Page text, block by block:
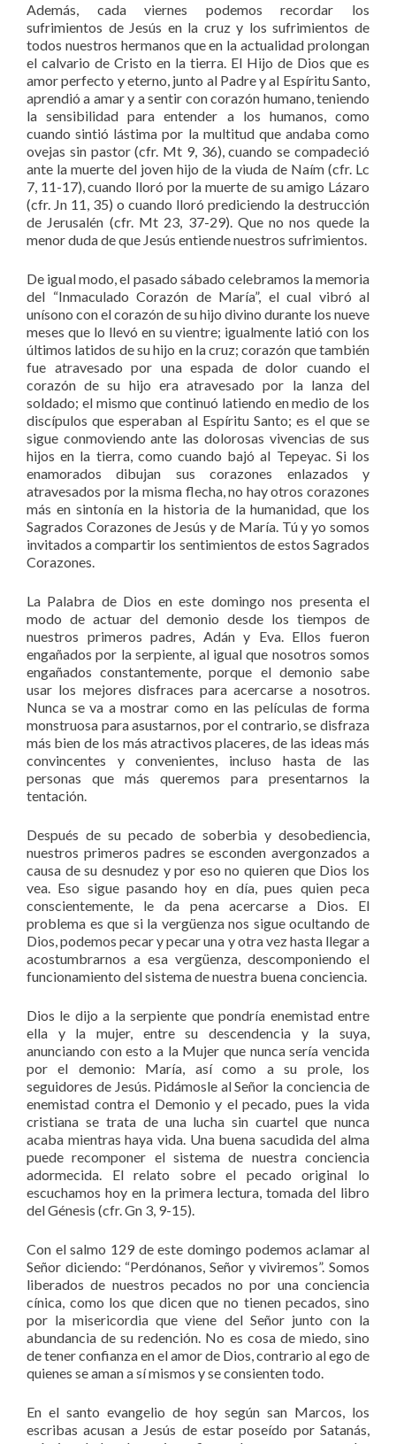
Además, cada viernes podemos recordar los
sufrimientos de Jesús en la cruz y los sufrimientos de
todos nuestros hermanos que en la actualidad prolongan
el calvario de Cristo en la tierra. El Hijo de Dios que es
amor perfecto y eterno, junto al Padre y al Espíritu Santo,
aprendió a amar y a sentir con corazón humano, teniendo
la sensibilidad para entender a los humanos, como
cuando sintió lástima por la multitud que andaba como
ovejas sin pastor (cfr. Mt 9, 36), cuando se compadeció
ante la muerte del joven hijo de la viuda de Naím (cfr. Lc
7, 11-17), cuando lloró por la muerte de su amigo Lázaro
(cfr. Jn 11, 35) o cuando lloró prediciendo la destrucción
de Jerusalén (cfr. Mt 23, 37-29). Que no nos quede la
menor duda de que Jesús entiende nuestros sufrimientos.
De igual modo, el pasado sábado celebramos la memoria
del “Inmaculado Corazón de María”, el cual vibró al
unísono con el corazón de su hijo divino durante los nueve
meses que lo llevó en su vientre; igualmente latió con los
últimos latidos de su hijo en la cruz; corazón que también
fue atravesado por una espada de dolor cuando el
corazón de su hijo era atravesado por la lanza del
soldado; el mismo que continuó latiendo en medio de los
discípulos que esperaban al Espíritu Santo; es el que se
sigue conmoviendo ante las dolorosas vivencias de sus
hijos en la tierra, como cuando bajó al Tepeyac. Si los
enamorados dibujan sus corazones enlazados y
atravesados por la misma flecha, no hay otros corazones
más en sintonía en la historia de la humanidad, que los
Sagrados Corazones de Jesús y de María. Tú y yo somos
invitados a compartir los sentimientos de estos Sagrados
Corazones.
La Palabra de Dios en este domingo nos presenta el
modo de actuar del demonio desde los tiempos de
nuestros primeros padres, Adán y Eva. Ellos fueron
engañados por la serpiente, al igual que nosotros somos
engañados constantemente, porque el demonio sabe
usar los mejores disfraces para acercarse a nosotros.
Nunca se va a mostrar como en las películas de forma
monstruosa para asustarnos, por el contrario, se disfraza
más bien de los más atractivos placeres, de las ideas más
convincentes y convenientes, incluso hasta de las
personas que más queremos para presentarnos la
tentación.
Después de su pecado de soberbia y desobediencia,
nuestros primeros padres se esconden avergonzados a
causa de su desnudez y por eso no quieren que Dios los
vea. Eso sigue pasando hoy en día, pues quien peca
conscientemente, le da pena acercarse a Dios. El
problema es que si la vergüenza nos sigue ocultando de
Dios, podemos pecar y pecar una y otra vez hasta llegar a
acostumbrarnos a esa vergüenza, descomponiendo el
funcionamiento del sistema de nuestra buena conciencia.
Dios le dijo a la serpiente que pondría enemistad entre
ella y la mujer, entre su descendencia y la suya,
anunciando con esto a la Mujer que nunca sería vencida
por el demonio: María, así como a su prole, los
seguidores de Jesús. Pidámosle al Señor la conciencia de
enemistad contra el Demonio y el pecado, pues la vida
cristiana se trata de una lucha sin cuartel que nunca
acaba mientras haya vida. Una buena sacudida del alma
puede recomponer el sistema de nuestra conciencia
adormecida. El relato sobre el pecado original lo
escuchamos hoy en la primera lectura, tomada del libro
del Génesis (cfr. Gn 3, 9-15).
Con el salmo 129 de este domingo podemos aclamar al
Señor diciendo: “Perdónanos, Señor y viviremos”. Somos
liberados de nuestros pecados no por una conciencia
cínica, como los que dicen que no tienen pecados, sino
por la misericordia que viene del Señor junto con la
abundancia de su redención. No es cosa de miedo, sino
de tener confianza en el amor de Dios, contrario al ego de
quienes se aman a sí mismos y se consienten todo.
En el santo evangelio de hoy según san Marcos, los
escribas acusan a Jesús de estar poseído por Satanás,